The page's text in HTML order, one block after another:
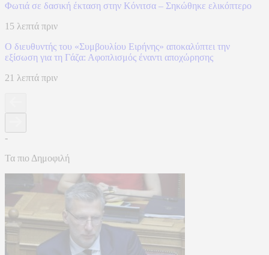
Φωτιά σε δασική έκταση στην Κόνιτσα – Σηκώθηκε ελικόπτερο
15 λεπτά πριν
Ο διευθυντής του «Συμβουλίου Ειρήνης» αποκαλύπτει την
εξίσωση για τη Γάζα: Αφοπλισμός έναντι αποχώρησης
21 λεπτά πριν
-
Τα πιο Δημοφιλή